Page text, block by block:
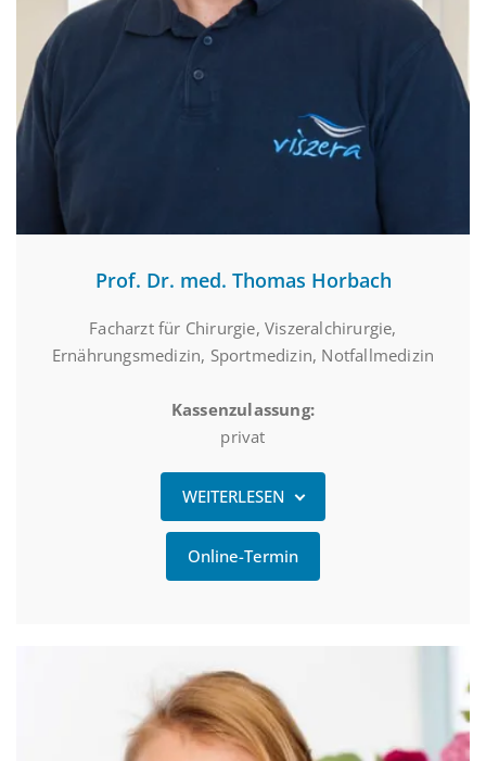
Prof. Dr. med. Thomas Horbach
Facharzt für Chirurgie, Viszeralchirurgie,
Ernährungsmedizin, Sportmedizin, Notfallmedizin
Kassenzulassung:
privat
WEITERLESEN
Online-Termin